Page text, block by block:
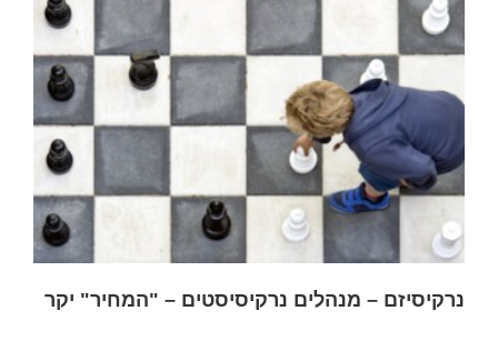
נרקיסיזם – מנהלים נרקיסיסטים – "המחיר" יקר